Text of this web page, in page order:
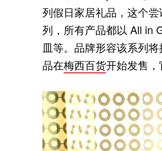
列假日家居礼品，这个
列，所有产品都以 All in
皿等。品牌形容该系列
品在梅西百货开始发售，